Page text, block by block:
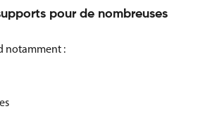
pour de nombreuses
notamment :